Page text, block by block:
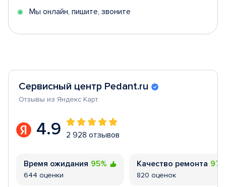
Мы онлайн, пишите, звоните
Сервисный центр Pedant.ru
Отзывы из Яндекс Карт
4.9 2 928 отзывов
Время ожидания 95%
644 оценки
Качество ремонта
820 оценок